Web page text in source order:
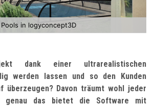
in logyconcept3D
dank einer ultrarealistischen
werden lassen und so den Kunden
überzeugen? Davon träumt wohl jeder
genau das bietet die Software mit